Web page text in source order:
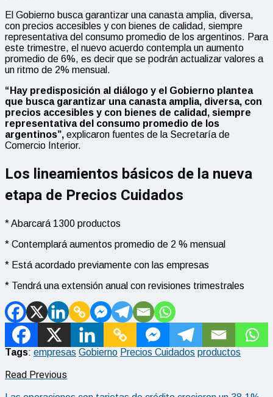
El Gobierno busca garantizar una canasta amplia, diversa,
con precios accesibles y con bienes de calidad, siempre
representativa del consumo promedio de los argentinos. Para
este trimestre, el nuevo acuerdo contempla un aumento
promedio de 6%, es decir que se podrán actualizar valores a
un ritmo de 2% mensual.
“Hay predisposición al diálogo y el Gobierno plantea
que busca garantizar una canasta amplia, diversa, con
precios accesibles y con bienes de calidad, siempre
representativa del consumo promedio de los
argentinos”, explicaron fuentes de la Secretaría de
Comercio Interior.
Los lineamientos básicos de la nueva
etapa de Precios Cuidados
* Abarcará 1300 productos
* Contemplará aumentos promedio de 2 % mensual
* Está acordado previamente con las empresas
* Tendrá una extensión anual con revisiones trimestrales
Tags: empresas Gobierno Precios Cuidados productos
Read Previous